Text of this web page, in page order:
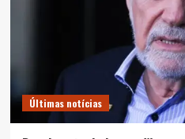
Últimas notícias